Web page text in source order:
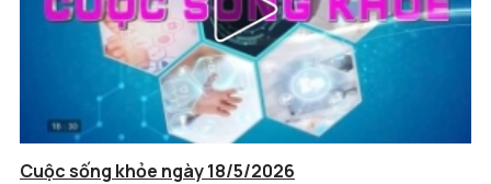
Cuộc sống khỏe ngày 18/5/2026